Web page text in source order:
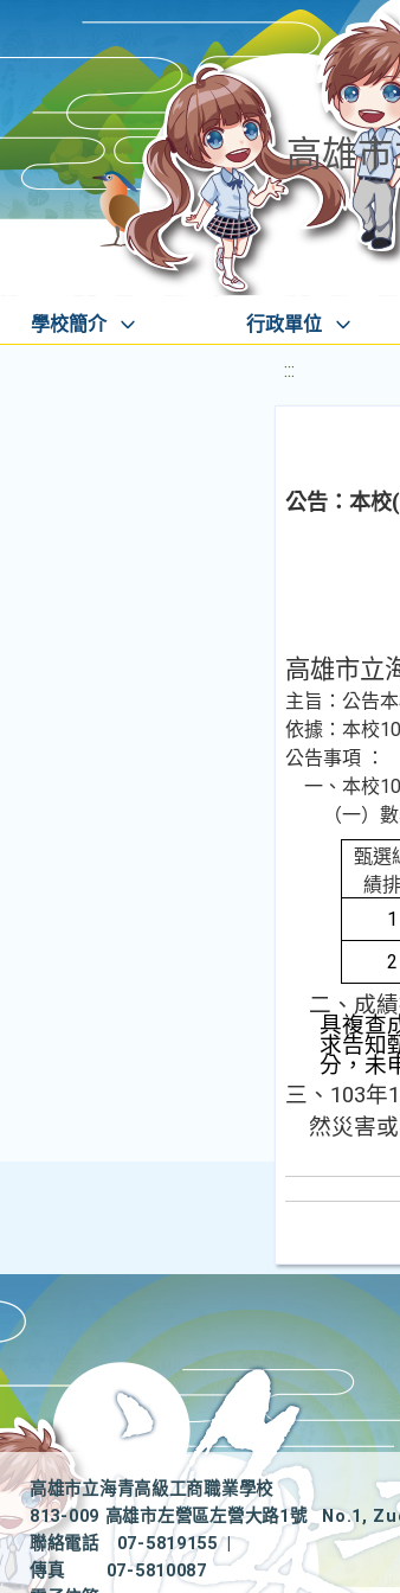
高雄
學校簡介 行政單位
:::
公告：本校
高雄市立
主旨： 公告
依據：本校
公告事項 ：
一、本校
（一）
甄選
績排
1
2
二、成
具複查
求告知
分，未
三、103年
然災害
高雄市立海青高級工商職業學校
813-009 高雄市左營區左營大路1號
No.1,
聯絡電話
07-5819155
|
傳真
07-5810087